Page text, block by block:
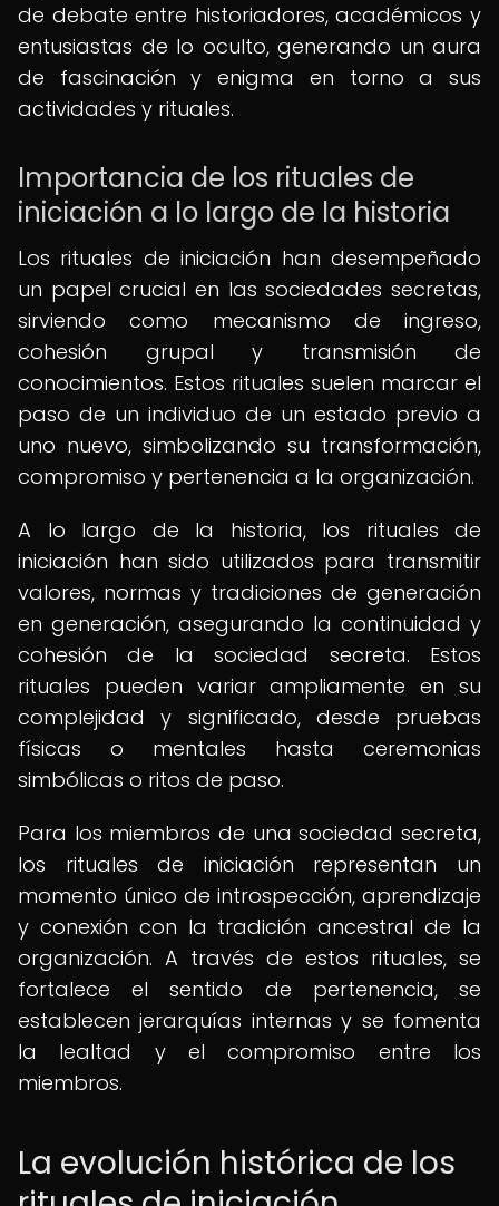
de debate entre historiadores, académicos y
entusiastas de lo oculto, generando un aura
de fascinación y enigma en torno a sus
actividades y rituales.
Importancia de los rituales de
iniciación a lo largo de la historia
Los rituales de iniciación han desempeñado
un papel crucial en las sociedades secretas,
sirviendo como mecanismo de ingreso,
cohesión grupal y transmisión de
conocimientos. Estos rituales suelen marcar el
paso de un individuo de un estado previo a
uno nuevo, simbolizando su transformación,
compromiso y pertenencia a la organización.
A lo largo de la historia, los rituales de
iniciación han sido utilizados para transmitir
valores, normas y tradiciones de generación
en generación, asegurando la continuidad y
cohesión de la sociedad secreta. Estos
rituales pueden variar ampliamente en su
complejidad y significado, desde pruebas
físicas o mentales hasta ceremonias
simbólicas o ritos de paso.
Para los miembros de una sociedad secreta,
los rituales de iniciación representan un
momento único de introspección, aprendizaje
y conexión con la tradición ancestral de la
organización. A través de estos rituales, se
fortalece el sentido de pertenencia, se
establecen jerarquías internas y se fomenta
la lealtad y el compromiso entre los
miembros.
La evolución histórica de los